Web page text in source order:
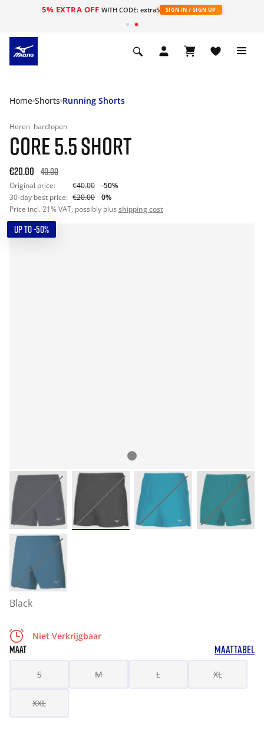
5% EXTRA OFF WITH CODE: extra5 SIGN IN / SIGN UP
Home Shorts Running Shorts
Heren hardlopen
CORE 5.5 SHORT
€20.00 40.00
Original price: €40.00
-50%
30-day best price: €20.00
0%
Price incl. 21% VAT, possibly plus shipping cost
UP TO -50%
Black
Niet Verkrijgbaar
MAAT MAATTABEL
S M L XL
XXL